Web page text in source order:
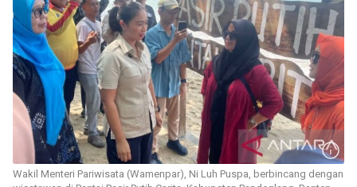
Wakil Menteri Pariwisata (Wamenpar), Ni Luh Puspa, berbincang dengan